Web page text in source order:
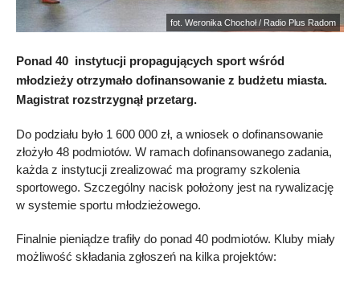
fot. Weronika Chochoł / Radio Plus Radom
Ponad 40 instytucji propagujących sport wśród
młodzieży otrzymało dofinansowanie z budżetu miasta.
Magistrat rozstrzygnął przetarg.
Do podziału było 1 600 000 zł, a wniosek o dofinansowanie
złożyło 48 podmiotów. W ramach dofinansowanego zadania,
każda z instytucji zrealizować ma programy szkolenia
sportowego. Szczególny nacisk położony jest na rywalizację
w systemie sportu młodzieżowego.
Finalnie pieniądze trafiły do ponad 40 podmiotów. Kluby miały
możliwość składania zgłoszeń na kilka projektów: